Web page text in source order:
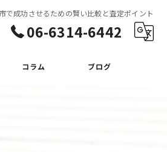
で成功させるための賢い比較と査定ポイント
06-6314-6442
コラム ブログ